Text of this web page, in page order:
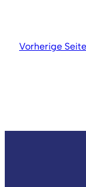
Vorherige Seite